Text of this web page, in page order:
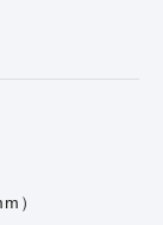
）